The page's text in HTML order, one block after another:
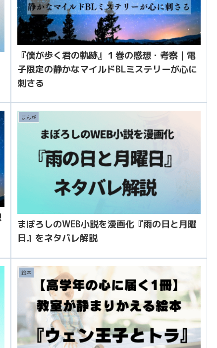
『僕が歩く君の軌跡』１巻の感想・考察｜電
子限定の静かなマイルドBLミステリーが心に
刺さる
まんが
まぼろしのWEB小説を漫画化『雨の日と月曜
日』をネタバレ解説
絵本